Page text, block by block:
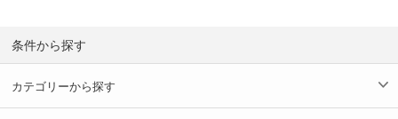
条件から探す
カテゴリーから探す